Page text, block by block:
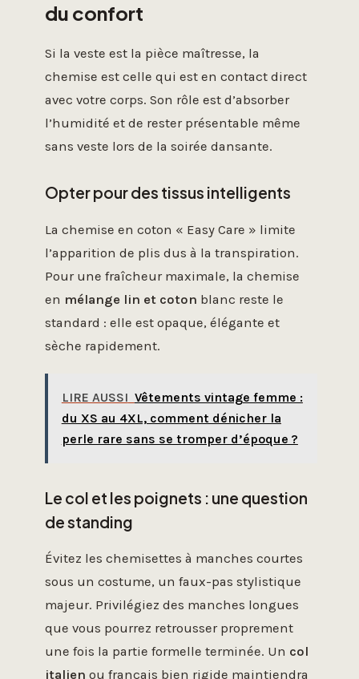
du confort
Si la veste est la pièce maîtresse, la
chemise est celle qui est en contact direct
avec votre corps. Son rôle est d’absorber
l’humidité et de rester présentable même
sans veste lors de la soirée dansante.
Opter pour des tissus intelligents
La chemise en coton « Easy Care » limite
l’apparition de plis dus à la transpiration.
Pour une fraîcheur maximale, la chemise
en mélange lin et coton blanc reste le
standard : elle est opaque, élégante et
sèche rapidement.
LIRE AUSSI Vêtements vintage femme :
du XS au 4XL, comment dénicher la
perle rare sans se tromper d’époque ?
Le col et les poignets : une question
de standing
Évitez les chemisettes à manches courtes
sous un costume, un faux-pas stylistique
majeur. Privilégiez des manches longues
que vous pourrez retrousser proprement
une fois la partie formelle terminée. Un col
italien ou français bien rigide maintiendra